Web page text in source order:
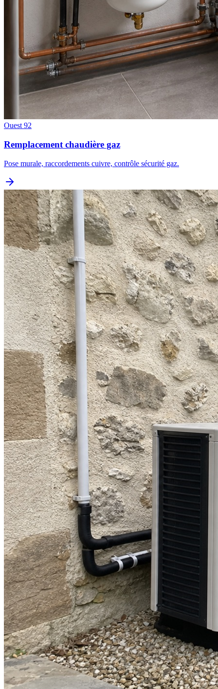
Ouest 92
Remplacement chaudière gaz
Pose murale, raccordements cuivre, contrôle sécurité gaz.